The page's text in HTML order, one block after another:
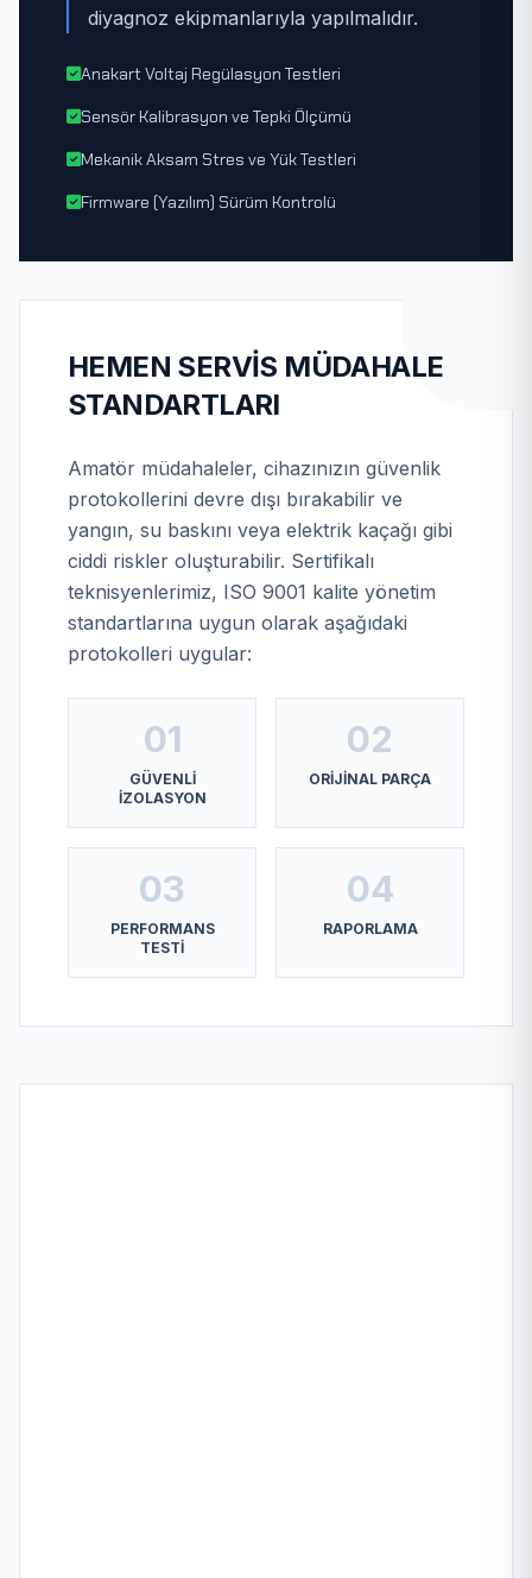
diyagnoz ekipmanlarıyla yapılmalıdır.
Anakart Voltaj Regülasyon Testleri
Sensör Kalibrasyon ve Tepki Ölçümü
Mekanik Aksam Stres ve Yük Testleri
Firmware (Yazılım) Sürüm Kontrolü
HEMEN SERVIS MÜDAHALE
STANDARTLARI
Amatör müdahaleler, cihazınızın güvenlik
protokollerini devre dışı bırakabilir ve
yangın, su baskını veya elektrik kaçağı gibi
ciddi riskler oluşturabilir. Sertifikalı
teknisyenlerimiz, ISO 9001 kalite yönetim
standartlarına uygun olarak aşağıdaki
protokolleri uygular:
01
GÜVENLI
İZOLASYON
02
ORIJINAL PARÇA
03
PERFORMANS
TESTI
04
RAPORLAMA